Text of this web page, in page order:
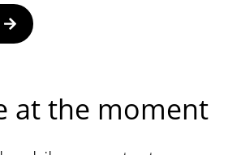
at the moment